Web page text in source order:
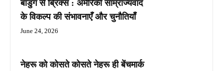
बांडुंग से ब्रिक्स : अमेरिकी साम्राज्यवाद
के विकल्प की संभावनाएँ और चुनौतियाँ
June 24, 2026
नेहरू को कोसते कोसते नेहरू ही बेंचमार्क